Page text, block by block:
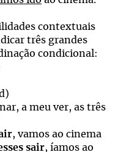
contextuais
três grandes
condicional:
a meu ver, as três
, vamos ao cinema
sair, íamos ao